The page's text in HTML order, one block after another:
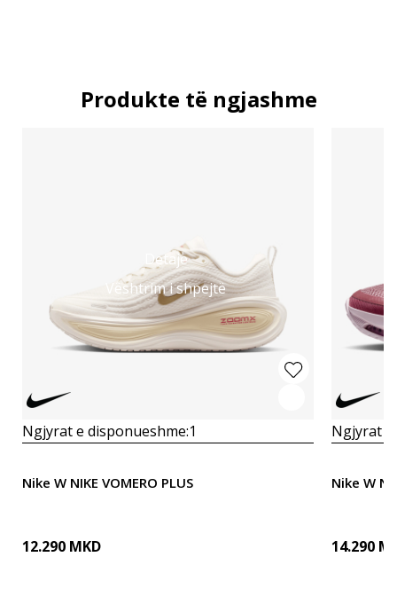
Produkte të ngjashme
Detaje
Vështrim i shpejtë
Ngjyrat e disponueshme:1
Nike W NIKE VOMERO PLUS
12.290 MKD
Ngjyrat e
Nike W
14.290